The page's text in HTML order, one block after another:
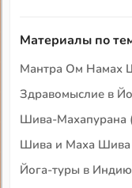
Материалы по
Мантра Ом Намах
Здравомыслие в
Шива-Махапурана
Шива и Маха Шива
Йога-туры в